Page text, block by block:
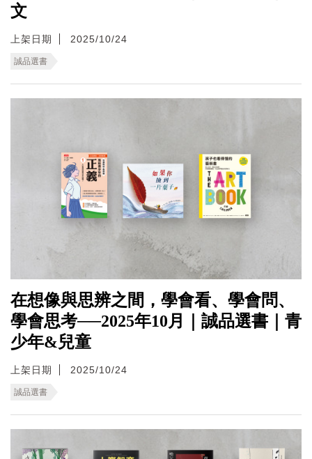
文
上架日期 2025/10/24
誠品選書
在想像與思辨之間，學會看、學會問、
學會思考──2025年10月｜誠品選書｜青
少年&兒童
上架日期 2025/10/24
誠品選書